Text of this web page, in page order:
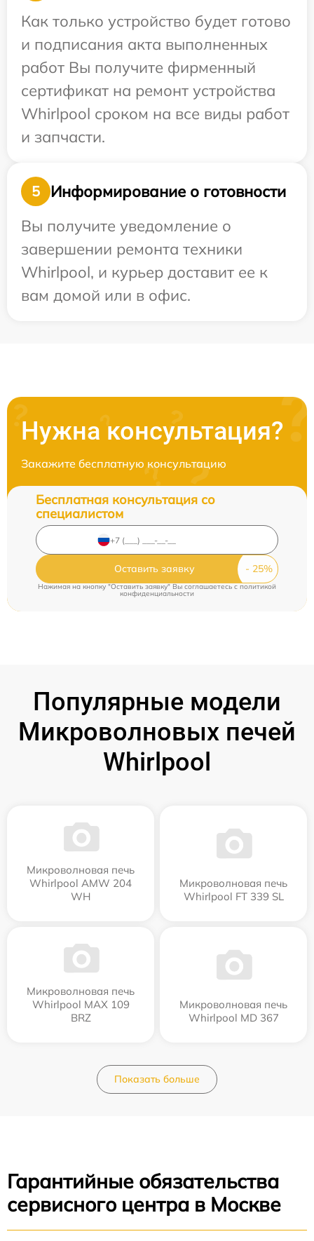
Как только устройство будет готово
и подписания акта выполненных
работ Вы получите фирменный
сертификат на ремонт устройства
Whirlpool сроком на все виды работ
и запчасти.
5
Информирование о готовности
Вы получите уведомление о
завершении ремонта техники
Whirlpool, и курьер доставит ее к
вам домой или в офис.
Нужна консультация?
Закажите бесплатную консультацию
Бесплатная консультация со
специалистом
Оставить заявку
Нажимая на кнопку "Оставить заявку" Вы соглашаетесь c политикой
конфиденциальности
Популярные модели
Микроволновых печей
Whirlpool
Микроволновая печь
Whirlpool AMW 204
WH
Микроволновая печь
Whirlpool FT 339 SL
Микроволновая печь
Whirlpool MAX 109
BRZ
Микроволновая печь
Whirlpool MD 367
Показать больше
Гарантийные обязательства
сервисного центра в Москве